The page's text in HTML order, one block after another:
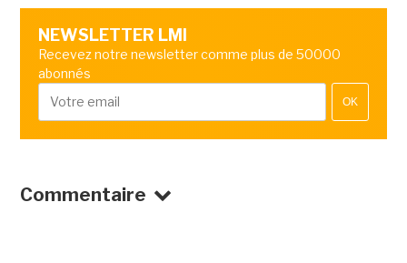
NEWSLETTER LMI
Recevez notre newsletter comme plus de 50000
abonnés
OK
Commentaire